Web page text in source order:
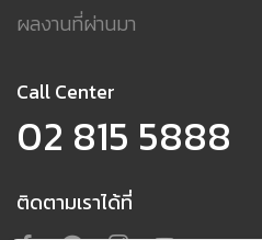
ผลงานที่ผ่านมา
Call Center
02 815 5888
ติดตามเราได้ที่